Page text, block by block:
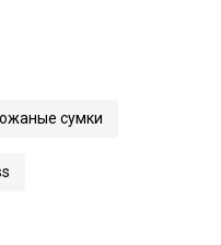
04720
сумки